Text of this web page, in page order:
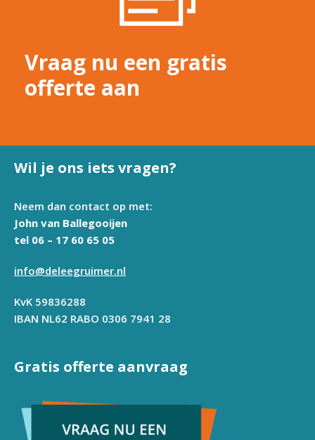
Vraag nu een gratis
offerte aan
Wil je ons iets vragen?
Neem dan contact op met:
John van Ballegooijen
tel 06 – 17 60 65 05
info@deleegruimer.nl
KvK 59836288
IBAN NL62 RABO 0306 7941 28
Gratis offerte aanvraag